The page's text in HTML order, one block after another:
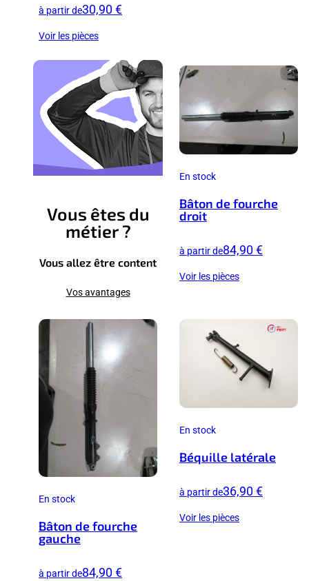
à partir de30,90 €
Voir les pièces
Vous êtes du
métier ?
Vous allez être content
Vos avantages
En stock
Bâton de fourche
droit
à partir de84,90 €
Voir les pièces
En stock
Bâton de fourche
gauche
à partir de84,90 €
En stock
Béquille latérale
à partir de36,90 €
Voir les pièces